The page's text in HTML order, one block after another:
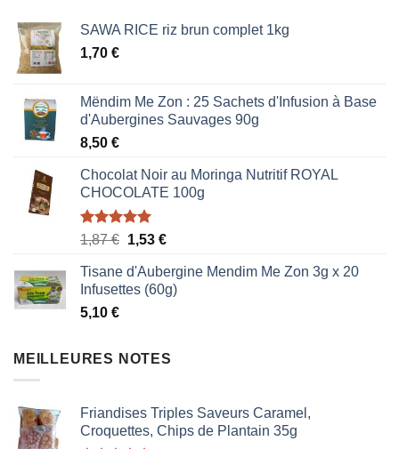
SAWA RICE riz brun complet 1kg
1,70 €
Mëndim Me Zon : 25 Sachets d'Infusion à Base
d'Aubergines Sauvages 90g
8,50 €
Chocolat Noir au Moringa Nutritif ROYAL
CHOCOLATE 100g
Note5.00
sur 5
1,87€ Le
initial
était :
1,53 €Le
actuel
est :
Tisane d'Aubergine Mendim Me Zon 3g x 20
Infusettes (60g)
5,10 €
MEILLEURES NOTES
Friandises Triples Saveurs Caramel,
Croquettes, Chips de Plantain 35g